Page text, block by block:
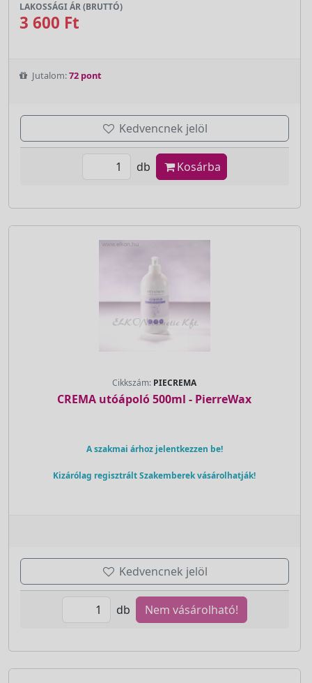
LAKOSSÁGI ÁR (BRUTTÓ)
3 600 Ft
Jutalom:72 pont
Kedvencnek jelöl
db Kosárba
Cikkszám: PIECREMA
CREMA utóápoló 500ml - PierreWax
A szakmai árhoz jelentkezzen be!
Kizárólag regisztrált Szakemberek vásárolhatják!
Kedvencnek jelöl
db Nem vásárolható!